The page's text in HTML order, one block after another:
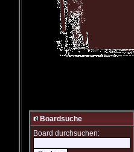
Boardsuche
Board durchsuchen: